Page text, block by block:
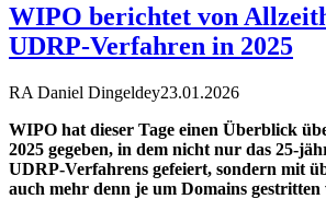
WIPO berichtet von
UDRP-Verfahren in 2025
RA Daniel Dingeldey23.01.2026
WIPO hat dieser Tage einen Überblick
2025 gegeben, in dem nicht nur das 25-
UDRP-Verfahrens gefeiert, sondern mit
auch mehr denn je um Domains